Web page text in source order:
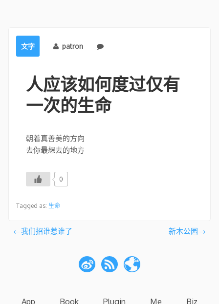
文字 patron
人应该如何度过仅有
一次的生命
朝着真善美的方向
去你最想去的地方
0
Tagged as: 生命
文我们招谁惹谁了 新木公园
App Book Plugin Me Biz